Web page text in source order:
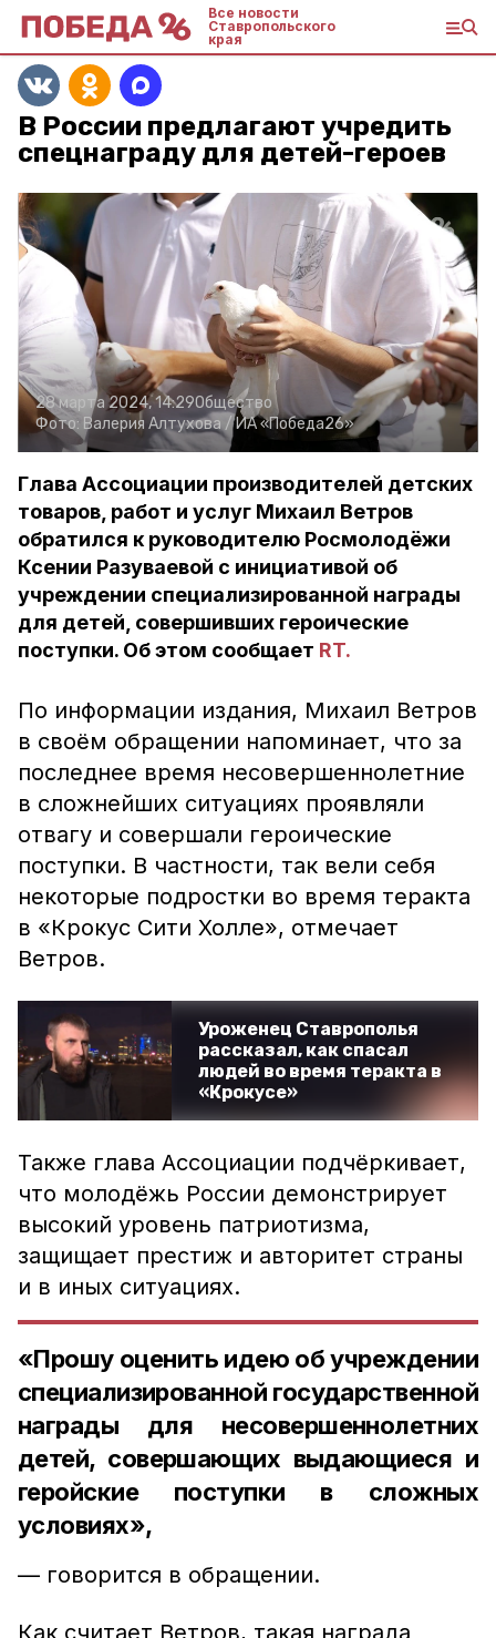
Все новости
Ставропольского
края
В России предлагают учредить
спецнаграду для детей-героев
28 марта 2024, 14:29Общество
Фото: Валерия Алтухова / ИА «Победа26»
Глава Ассоциации производителей детских
товаров, работ и услуг Михаил Ветров
обратился к руководителю Росмолодёжи
Ксении Разуваевой с инициативой об
учреждении специализированной награды
для детей, совершивших героические
поступки. Об этом сообщает RT.
По информации издания, Михаил Ветров
в своём обращении напоминает, что за
последнее время несовершеннолетние
в сложнейших ситуациях проявляли
отвагу и совершали героические
поступки. В частности, так вели себя
некоторые подростки во время теракта
в «Крокус Сити Холле», отмечает
Ветров.
Уроженец Ставрополья
рассказал, как спасал
людей во время теракта в
«Крокусе»
Также глава Ассоциации подчёркивает,
что молодёжь России демонстрирует
высокий уровень патриотизма,
защищает престиж и авторитет страны
и в иных ситуациях.
«Прошу оценить идею об учреждении
специализированной государственной
награды для несовершеннолетних
детей, совершающих выдающиеся и
геройские поступки в сложных
условиях»,
— говорится в обращении.
Как считает Ветров, такая награда